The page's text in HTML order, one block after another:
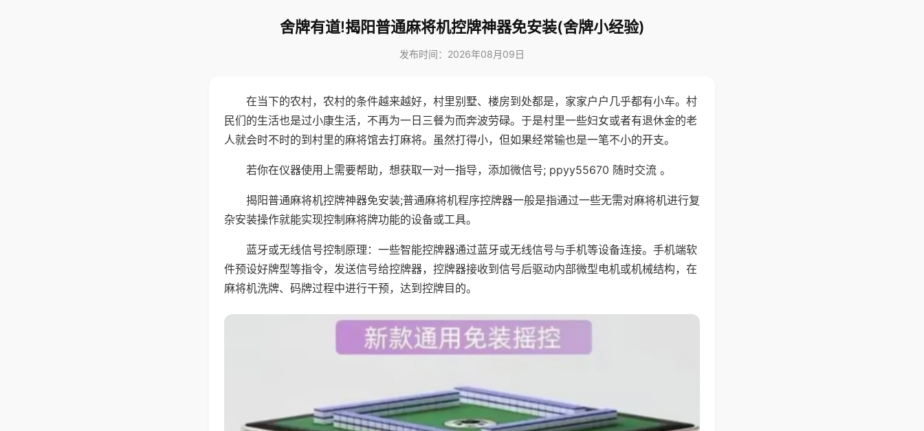
舍牌有道!揭阳普通麻将机控牌神器免安装(舍牌小经验)
发布时间：2026年08月09日
在当下的农村，农村的条件越来越好，村里别墅、楼房到处都是，家家户户几乎都有小车。村
民们的生活也是过小康生活，不再为一日三餐为而奔波劳碌。于是村里一些妇女或者有退休金的老
人就会时不时的到村里的麻将馆去打麻将。虽然打得小，但如果经常输也是一笔不小的开支。
若你在仪器使用上需要帮助，想获取一对一指导，添加微信号; ppyy55670 随时交流 。
揭阳普通麻将机控牌神器免安装;普通麻将机程序控牌器一般是指通过一些无需对麻将机进行复
杂安装操作就能实现控制麻将牌功能的设备或工具。
蓝牙或无线信号控制原理：一些智能控牌器通过蓝牙或无线信号与手机等设备连接。手机端软
件预设好牌型等指令，发送信号给控牌器，控牌器接收到信号后驱动内部微型电机或机械结构，在
麻将机洗牌、码牌过程中进行干预，达到控牌目的。